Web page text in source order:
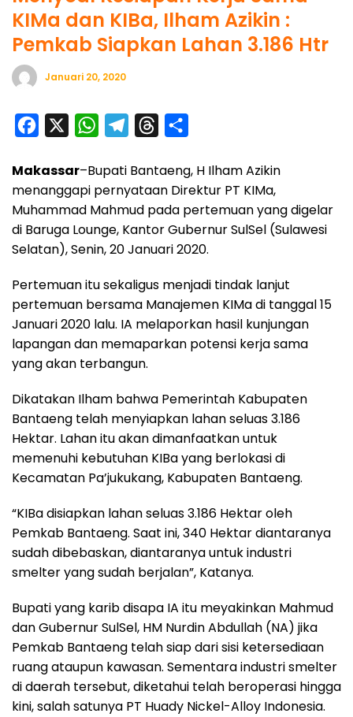
KIMa dan KIBa, Ilham Azikin :
Pemkab Siapkan Lahan 3.186 Htr
Januari 20, 2020
c
e
b
o
k
W
a
t
s
A
p
l
e
g
r
m
r
e
a
d
a
r
e
Makassar–Bupati Bantaeng, H Ilham Azikin
menanggapi pernyataan Direktur PT KIMa,
Muhammad Mahmud pada pertemuan yang digelar
di Baruga Lounge, Kantor Gubernur SulSel (Sulawesi
Selatan), Senin, 20 Januari 2020.
Pertemuan itu sekaligus menjadi tindak lanjut
pertemuan bersama Manajemen KIMa di tanggal 15
Januari 2020 lalu. IA melaporkan hasil kunjungan
lapangan dan memaparkan potensi kerja sama
yang akan terbangun.
Dikatakan Ilham bahwa Pemerintah Kabupaten
Bantaeng telah menyiapkan lahan seluas 3.186
Hektar. Lahan itu akan dimanfaatkan untuk
memenuhi kebutuhan KIBa yang berlokasi di
Kecamatan Pa’jukukang, Kabupaten Bantaeng.
“KIBa disiapkan lahan seluas 3.186 Hektar oleh
Pemkab Bantaeng. Saat ini, 340 Hektar diantaranya
sudah dibebaskan, diantaranya untuk industri
smelter yang sudah berjalan”, Katanya.
Bupati yang karib disapa IA itu meyakinkan Mahmud
dan Gubernur SulSel, HM Nurdin Abdullah (NA) jika
Pemkab Bantaeng telah siap dari sisi ketersediaan
ruang ataupun kawasan. Sementara industri smelter
di daerah tersebut, diketahui telah beroperasi hingga
kini, salah satunya PT Huady Nickel-Alloy Indonesia.